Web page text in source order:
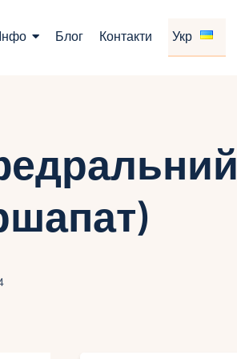
Інфо Блог Контакти Укр